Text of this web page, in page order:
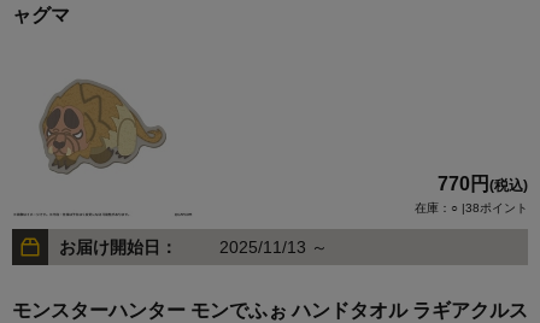
ャグマ
770円 (税込)
在庫：○ |38ポイント
お届け開始日： 2025/11/13 ～
モンスターハンター モンでふぉ ハンドタオル ラギアクルス